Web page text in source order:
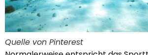
Quelle von Pinterest